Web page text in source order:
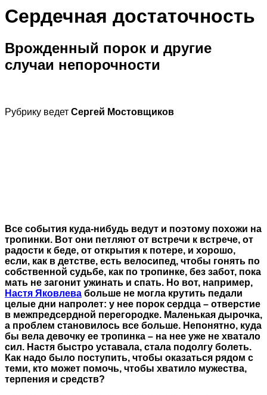
Сердечная достаточность
Врожденный порок и другие
случаи непорочности
Рубрику ведет Сергей Мостовщиков
Все события куда-нибудь ведут и поэтому похожи на
тропинки. Вот они петляют от встречи к встрече, от
радости к беде, от открытия к потере, и хорошо,
если, как в детстве, есть велосипед, чтобы гонять по
собственной судьбе, как по тропинке, без забот, пока
мать не загонит ужинать и спать. Но вот, например,
Настя Яковлева больше не могла крутить педали
целые дни напролет: у нее порок сердца – отверстие
в межпредсердной перегородке. Маленькая дырочка,
а проблем становилось все больше. Непонятно, куда
бы вела девочку ее тропинка – на нее уже не хватало
сил. Настя быстро уставала, стала подолгу болеть.
Как надо было поступить, чтобы оказаться рядом с
теми, кто может помочь, чтобы хватило мужества,
терпения и средств?